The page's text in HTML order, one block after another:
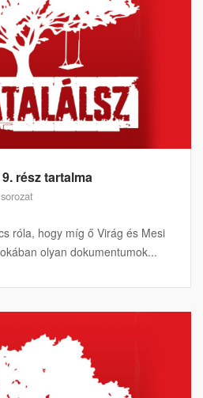
rész tartalma
róla, hogy míg ő Virág és Mesi
olyan dokumentumok...